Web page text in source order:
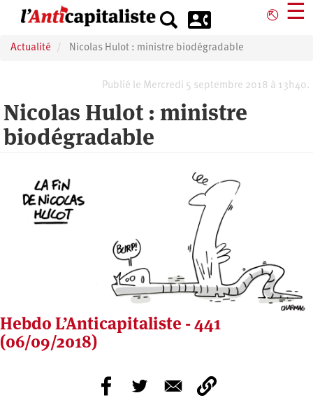
principal
⎋ ☰
Actualité Nicolas Hulot : ministre biodégradable
Publié le Mercredi 5 septembre 2018 à 13h40.
Nicolas Hulot : ministre
biodégradable
Hebdo L’Anticapitaliste - 441
(06/09/2018)